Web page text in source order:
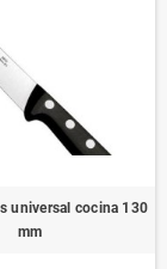
universal cocina 130
mm